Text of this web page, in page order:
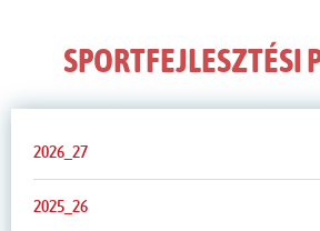
SPORTFEJLESZTÉSI
2026_27
2025_26